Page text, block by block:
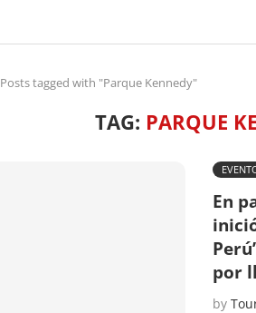
Posts tagged with "Parque Kennedy"
TAG: PARQUE
En
por
by